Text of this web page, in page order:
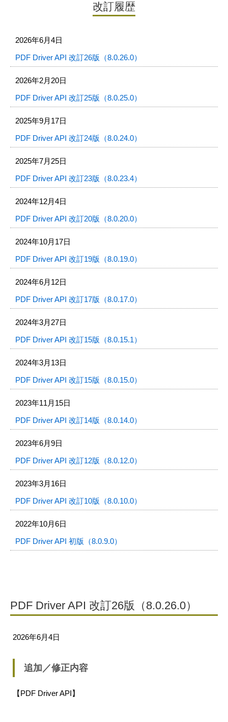
改訂履歴
2026年6月4日
PDF Driver API 改訂26版（8.0.26.0）
2026年2月20日
PDF Driver API 改訂25版（8.0.25.0）
2025年9月17日
PDF Driver API 改訂24版（8.0.24.0）
2025年7月25日
PDF Driver API 改訂23版（8.0.23.4）
2024年12月4日
PDF Driver API 改訂20版（8.0.20.0）
2024年10月17日
PDF Driver API 改訂19版（8.0.19.0）
2024年6月12日
PDF Driver API 改訂17版（8.0.17.0）
2024年3月27日
PDF Driver API 改訂15版（8.0.15.1）
2024年3月13日
PDF Driver API 改訂15版（8.0.15.0）
2023年11月15日
PDF Driver API 改訂14版（8.0.14.0）
2023年6月9日
PDF Driver API 改訂12版（8.0.12.0）
2023年3月16日
PDF Driver API 改訂10版（8.0.10.0）
2022年10月6日
PDF Driver API 初版（8.0.9.0）
PDF Driver API 改訂26版（8.0.26.0）
2026年6月4日
追加／修正内容
【PDF Driver API】